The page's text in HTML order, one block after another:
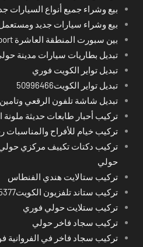
بيع وشراء جميع أنواع السيارات
بيع وشراء سيارات جديد
بين سبورت المنطقة العاشرة Bein sport في الكويت
تبديل بطاريات سيارات مدينة
تبديل تواير الكويت فوري
تبديل تواير الكويت50996466
تبديل شاشة تلفون الرقعي
تركيب أحبار طابعات حديثة ملونة
تركيب خيام للأفراح
تركيب دكتات تكييف مركزي
حولي
تركيب ستالايت هندي الفنطاس
تركيب ستاند تلفزيون الكويت50355377
تركيب ستلايت حولي فوري
تركيب سجاد فاخر حولي
تركيب سجاد فاخر في الفروانية